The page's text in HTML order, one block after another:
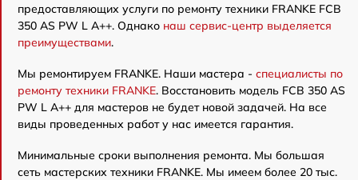
предоставляющих услуги по ремонту техники FRANKE FCB
350 AS PW L A++. Однако наш сервис-центр выделяется
преимуществами.
Мы ремонтируем FRANKE. Наши мастера - специалисты по
ремонту техники FRANKE. Восстановить модель FCB 350 AS
PW L A++ для мастеров не будет новой задачей. На все
виды проведенных работ у нас имеется гарантия.
Минимальные сроки выполнения ремонта. Мы большая
сеть мастерских техники FRANKE. Мы имеем более 20 тыс.